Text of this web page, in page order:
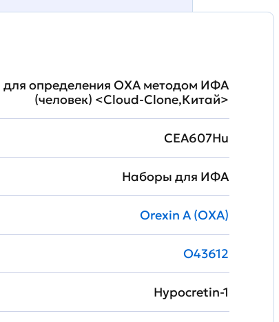
определения OXA методом ИФА
(человек) <Cloud-Clone,Китай>
CEA607Hu
Наборы для ИФА
Orexin A (OXA)
O43612
Hypocretin-1